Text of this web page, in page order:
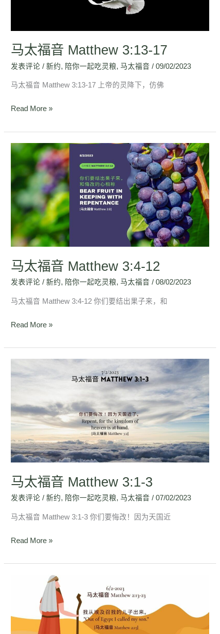
马太福音 Matthew 3:13-17
发表评论 /新约, 陪你一起吃灵粮,马太福音 /09/02/2023
马太福音 Matthew 3:13-17 上帝的灵降下，仿佛
Read More »
马太福音 Matthew 3:4-12
发表评论 /新约, 陪你一起吃灵粮,马太福音 /08/02/2023
马太福音 Matthew 3:4-12 你们要结出果子来，和
马
福
3:4-
12
Read More »
马太福音 Matthew 3:1-3
发表评论 /新约, 陪你一起吃灵粮,马太福音 /07/02/2023
马太福音 Matthew 3:1-3 你们要悔改！因为天国近
太
音
Matthew
3
Read More »
音
Matthew